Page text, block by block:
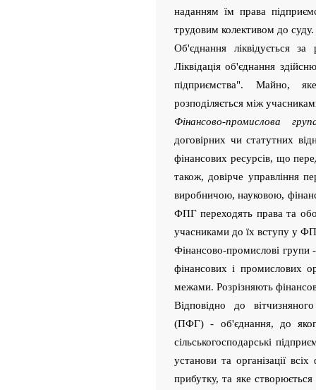
наданням їм права
трудовим колективом до суду.
Об'єднання ліквідується
Ліквідація об'єднання
підприємства". Майно,
розподіляється між
Фінансово-промислова
договірних чи статутних
фінансових ресурсів, що
також, довірче управління
виробничою, науковою,
ФПГ переходять права та
учасниками до їх вступу у
Фінансово-промислові групи
фінансових і промислових
межами. Розрізняють
Відповідно до
(ПФГ) - об'єднання, до
сільськогосподарські
установи та організації
прибутку, та яке